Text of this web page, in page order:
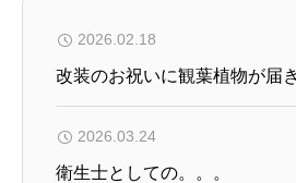
2026.02.18
改装のお祝いに観葉植物が届
2026.03.24
衛生士としての。。。